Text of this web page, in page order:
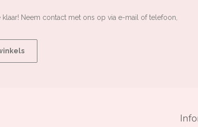
Neem contact met ons op via e-mail of telefoon,